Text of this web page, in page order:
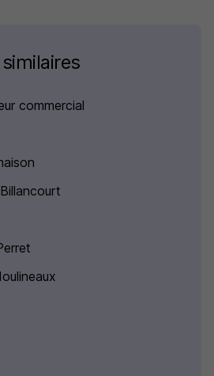
commercial